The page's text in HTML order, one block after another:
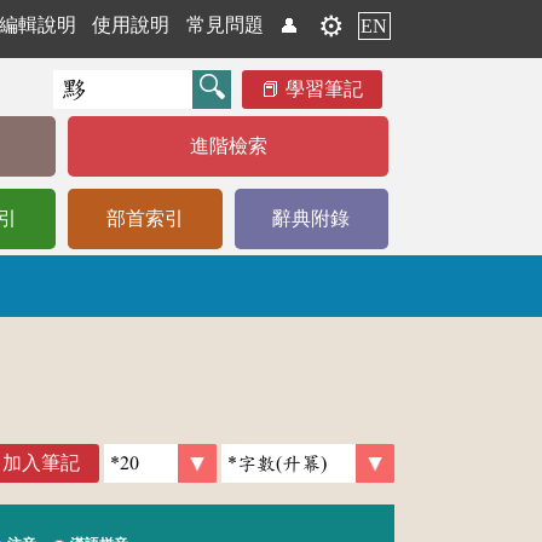
編輯說明 使用說明 常見問題 👤 ⚙️ EN
學習筆記
進階檢索
部首索引 辭典附錄
加入筆記